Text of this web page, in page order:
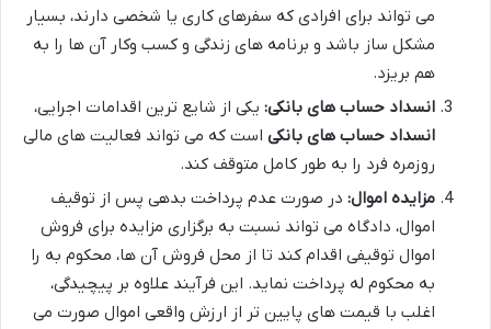
می تواند برای افرادی که سفرهای کاری یا شخصی دارند، بسیار
مشکل ساز باشد و برنامه های زندگی و کسب وکار آن ها را به
هم بریزد.
انسداد حساب های بانکی: یکی از شایع ترین اقدامات اجرایی،
انسداد حساب های بانکی است که می تواند فعالیت های مالی
روزمره فرد را به طور کامل متوقف کند.
مزایده اموال: در صورت عدم پرداخت بدهی پس از توقیف
اموال، دادگاه می تواند نسبت به برگزاری مزایده برای فروش
اموال توقیفی اقدام کند تا از محل فروش آن ها، محکوم به را
به محکوم له پرداخت نماید. این فرآیند علاوه بر پیچیدگی،
اغلب با قیمت های پایین تر از ارزش واقعی اموال صورت می